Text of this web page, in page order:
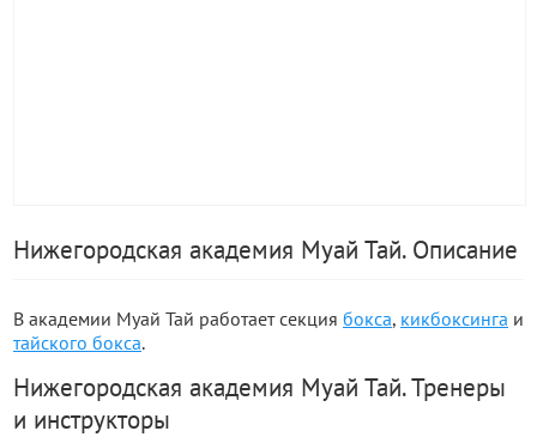
Нижегородская академия Муай Тай. Описание
В академии Муай Тай работает секция бокса, кикбоксинга и
тайского бокса.
Нижегородская академия Муай Тай. Тренеры
и инструкторы